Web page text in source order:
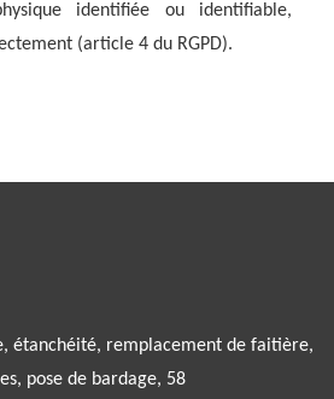
identifiée ou identifiable,
(article 4 du RGPD).
étanchéité, remplacement de faitière,
remplacement de tuiles, pose de bardage, 58